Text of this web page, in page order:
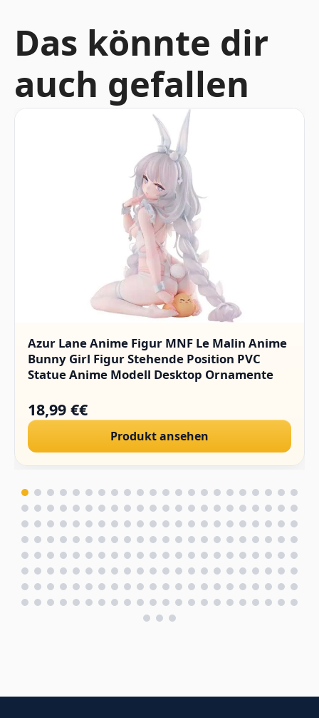
Das könnte dir
auch gefallen
Azur Lane Anime Figur MNF Le Malin Anime
Bunny Girl Figur Stehende Position PVC
Statue Anime Modell Desktop Ornamente
18,99 €€
Produkt ansehen